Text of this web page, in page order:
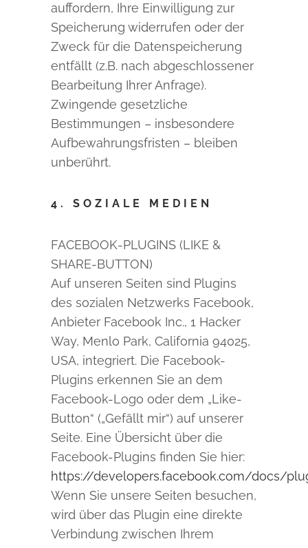
auffordern, Ihre Einwilligung zur
Speicherung widerrufen oder der
Zweck für die Datenspeicherung
entfällt (z.B. nach abgeschlossener
Bearbeitung Ihrer Anfrage).
Zwingende gesetzliche
Bestimmungen – insbesondere
Aufbewahrungsfristen – bleiben
unberührt.
4. SOZIALE MEDIEN
FACEBOOK-PLUGINS (LIKE &
SHARE-BUTTON)
Auf unseren Seiten sind Plugins
des sozialen Netzwerks Facebook,
Anbieter Facebook Inc., 1 Hacker
Way, Menlo Park, California 94025,
USA, integriert. Die Facebook-
Plugins erkennen Sie an dem
Facebook-Logo oder dem „Like-
Button“ („Gefällt mir“) auf unserer
Seite. Eine Übersicht über die
Facebook-Plugins finden Sie hier:
https://developers.facebook.com/docs/
Wenn Sie unsere Seiten besuchen,
wird über das Plugin eine direkte
Verbindung zwischen Ihrem